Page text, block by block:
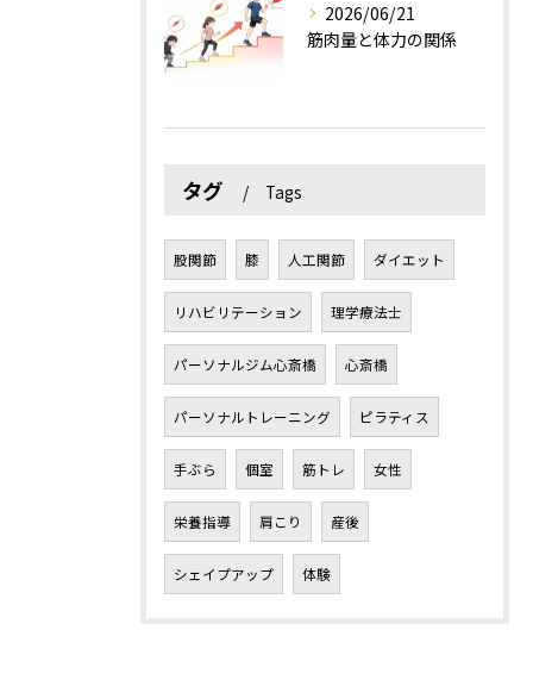
2026/06/21
筋肉量と体力の関係
タグ Tags
股関節 膝 人工関節 ダイエット
リハビリテーション 理学療法士
パーソナルジム心斎橋 心斎橋
パーソナルトレーニング ピラティス
手ぶら 個室 筋トレ 女性
栄養指導 肩こり 産後
シェイプアップ 体験